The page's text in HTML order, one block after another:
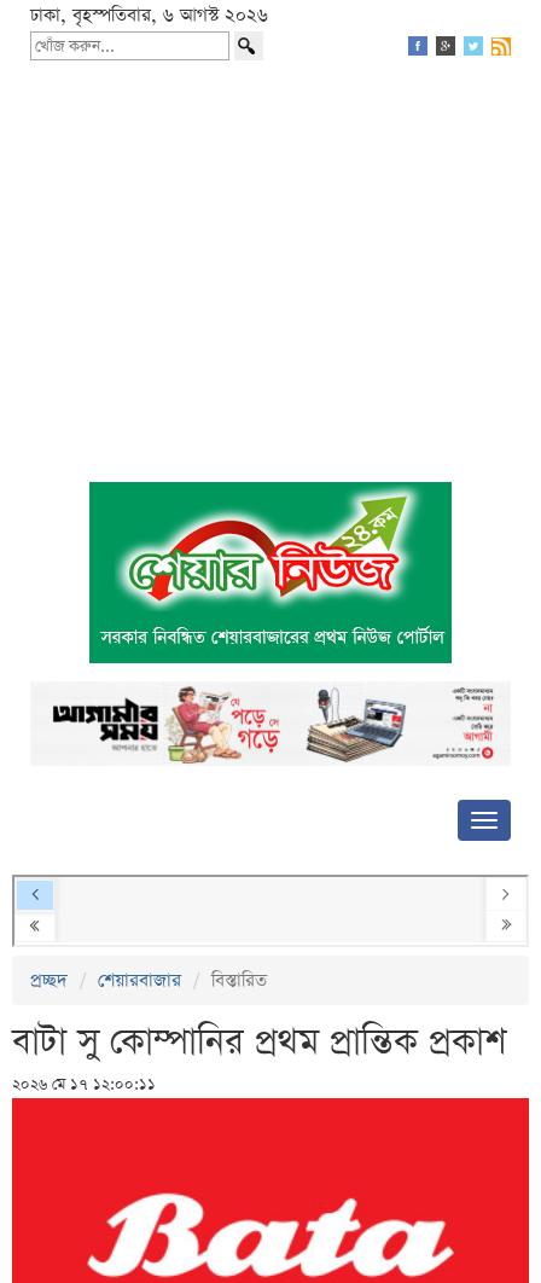
ঢাকা, বৃহস্পতিবার, ৬ আগস্ট ২০২৬
প্রচ্ছদ শেয়ারবাজার বিস্তারিত
বাটা সু কোম্পানির প্রথম প্রান্তিক প্রকাশ
২০২৬ মে ১৭ ১২:০০:১১